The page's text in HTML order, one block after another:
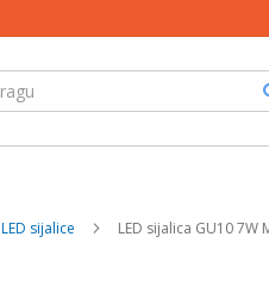
LED sijalice LED sijalica GU10 7W